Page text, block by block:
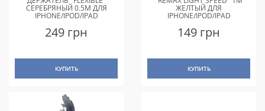
СЕРЕБРЯНЫЙ 0.5M ДЛЯ
IPHONE/IPOD/IPAD
249 грн
КУПИТЬ
ЖЕЛТЫЙ ДЛЯ
IPHONE/IPOD/IPAD
149 грн
КУПИТЬ